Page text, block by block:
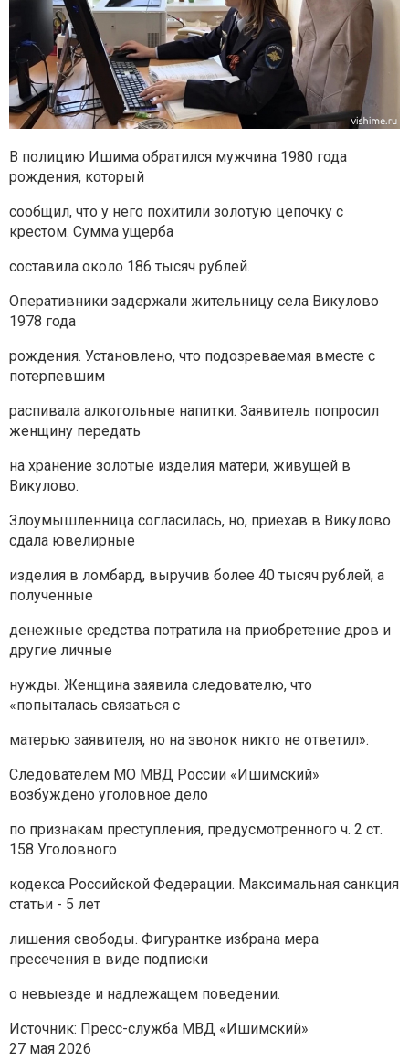
В полицию Ишима обратился мужчина 1980 года
рождения, который
сообщил, что у него похитили золотую цепочку с
крестом. Сумма ущерба
составила около 186 тысяч рублей.
Оперативники задержали жительницу села Викулово
1978 года
рождения. Установлено, что подозреваемая вместе с
потерпевшим
распивала алкогольные напитки. Заявитель попросил
женщину передать
на хранение золотые изделия матери, живущей в
Викулово.
Злоумышленница согласилась, но, приехав в Викулово
сдала ювелирные
изделия в ломбард, выручив более 40 тысяч рублей, а
полученные
денежные средства потратила на приобретение дров и
другие личные
нужды. Женщина заявила следователю, что
«попыталась связаться с
матерью заявителя, но на звонок никто не ответил».
Следователем МО МВД России «Ишимский»
возбуждено уголовное дело
по признакам преступления, предусмотренного ч. 2 ст.
158 Уголовного
кодекса Российской Федерации. Максимальная санкция
статьи - 5 лет
лишения свободы. Фигурантке избрана мера
пресечения в виде подписки
о невыезде и надлежащем поведении.
Источник: Пресс-служба МВД «Ишимский»
27 мая 2026